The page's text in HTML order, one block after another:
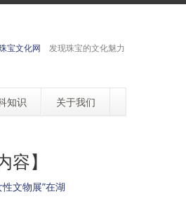
宝文化网 发现珠宝的文化魅力
知识 关于我们
容】
文物展”在湖